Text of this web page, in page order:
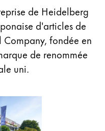
de Heidelberg
d'articles de
fondée en
de renommée
uni.